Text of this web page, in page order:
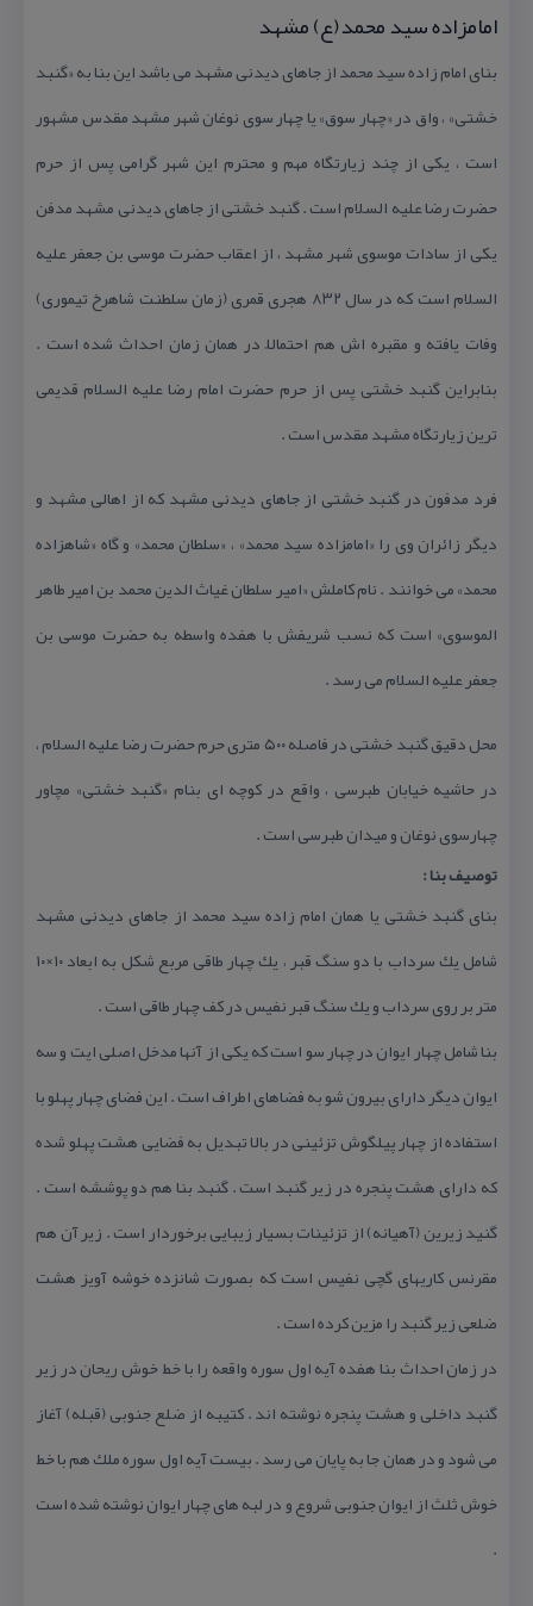
امامزاده سید محمد(ع) مشهد
بنای امام زاده سید محمد از جاهای دیدنی مشهد می باشد این بنا به «گنبد
خشتی» ، واق در «چهار سوق» یا چهار سوی نوغان شهر مشهد مقدس مشهور
است ، یكی از چند زیارتگاه مهم و محترم این شهر گرامی پس از حرم
حضرت رضا علیه السلام است . گنبد خشتی از جاهای دیدنی مشهد مدفن
یكی از سادات موسوی شهر مشهد ، از اعقاب حضرت موسی بن جعفر علیه
السلام است كه در سال ۸۳۲ هجری قمری (زمان سلطنت شاهرخ تیموری)
وفات یافته و مقبره اش هم احتمالاً در همان زمان احداث شده است .
بنابراین گنبد خشتی پس از حرم حضرت امام رضا علیه السلام قدیمی
ترین زیارتگاه مشهد مقدس است .
فرد مدفون در گنبد خشتی از جاهای دیدنی مشهد كه از اهالی مشهد و
دیگر زائران وی را «امامزاده سید محمد» ، «سلطان محمد» و گاه «شاهزاده
محمد» می خوانند . نام كاملش «امیر سلطان غیاث الدین محمد بن امیر طاهر
الموسوی» است كه نسب شریفش با هفده واسطه به حضرت موسی بن
جعفر علیه السلام می رسد .
محل دقیق گنبد خشتی در فاصله ۵۰۰ متری حرم حضرت رضا علیه السلام ،
در حاشیه خیابان طبرسی ، واقع در كوچه ای بنام «گنبد خشتی» مچاور
چهارسوی نوغان و میدان طبرسی است .
توصیف بنا :
بنای گنبد خشتی یا همان امام زاده سید محمد از جاهای دیدنی مشهد
شامل یك سرداب با دو سنگ قبر ، یك چهار طاقی مربع شكل به ابعاد ۱۰×۱۰
متر بر روی سرداب و یك سنگ قبر نفیس در كف چهار طاقی است .
بنا شامل چهار ایوان در چهار سو است كه یكی از آنها مدخل اصلی ایت و سه
ایوان دیگر دارای بیرون شو به فضاهای اطراف است . این فضای چهار پهلو با
استفاده از چهار پیلگوش تزئینی در بالا تبدیل به فضایی هشت پهلو شده
كه دارای هشت پنجره در زیر گنبد است . گنبد بنا هم دو پوششه است .
گنید زیرین (آهیانه) از تزئینات بسیار زیبایی برخوردار است . زیر آن هم
مقرنس كاریهای گچی نفیس است كه بصورت شانزده خوشه آویز هشت
ضلعی زیر گنبد را مزین كرده است .
در زمان احداث بنا هفده آیه اول سوره واقعه را با خط خوش ریحان در زیر
گنبد داخلی و هشت پنجره نوشته اند . كتیبه از ضلع جنوبی (قبله) آغاز
می شود و در همان جا به پایان می رسد . بیست آیه اول سوره ملك هم با خط
خوش ثلث از ایوان جنوبی شروع و در لبه های چهار ایوان نوشته شده است
.